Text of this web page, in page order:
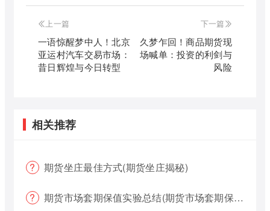
上一篇
一语惊醒梦中人！北京
亚运村汽车交易市场：
昔日辉煌与今日转型
下一篇
久梦乍回！商品期货现
场喊单：投资的利剑与
风险
相关推荐
期货坐庄最佳方式(期货坐庄揭秘)
期货市场套期保值实验总结(期货市场套期保值实验总结报告)